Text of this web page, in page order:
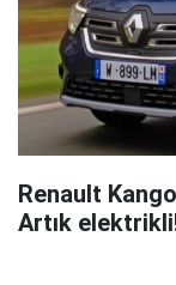
Renault
Artık